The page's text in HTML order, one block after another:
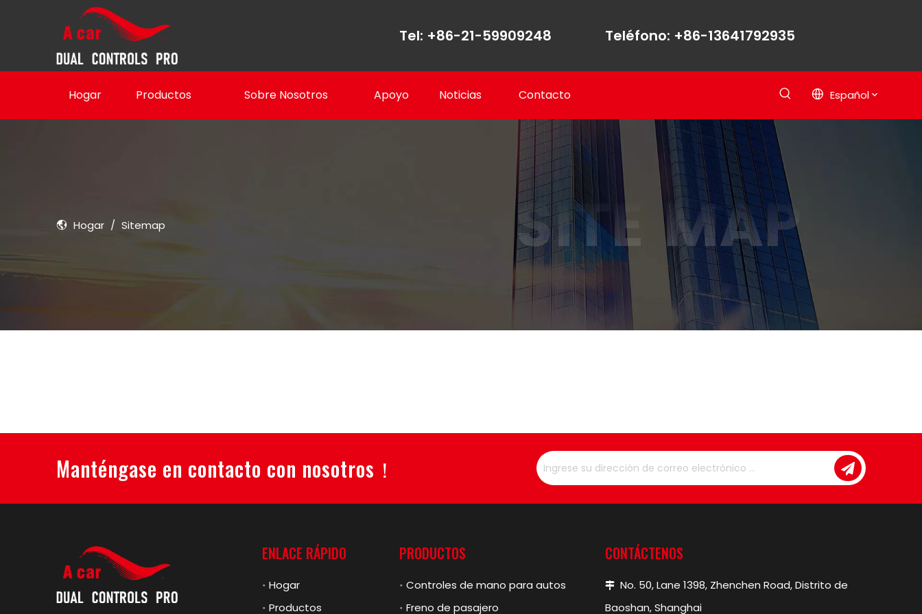
Tel: +86-21-59909248 Teléfono: +86-13641792935
Hogar Productos Sobre Nosotros Apoyo Noticias Contacto Español
Hogar / Sitemap
Manténgase en contacto con nosotros！
ENLACE RÁPIDO
Hogar
Productos
PRODUCTOS
Controles de mano para autos
Freno de pasajero
CONTÁCTENOS
 No. 50, Lane 1398, Zhenchen Road, Distrito de
Baoshan, Shanghai